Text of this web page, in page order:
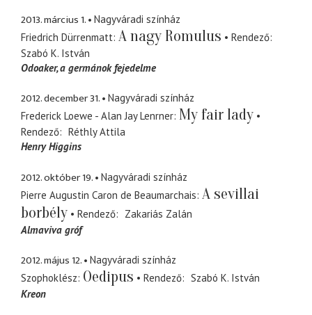
2013. március 1.
Nagyváradi színház
Friedrich Dürrenmatt A nagy Romulus
Rendező
Szabó K. István
Odoaker a germánok fejedelme
2012. december 31.
Nagyváradi színház
Frederick Loewe - Alan Jay Lenrner My fair lady
Rendező
Réthly Attila
Henry Higgins
2012. október 19.
Nagyváradi színház
Pierre Augustin Caron de Beaumarchais A sevillai
borbély
Rendező
Zakariás Zalán
Almaviva gróf
2012. május 12.
Nagyváradi színház
Szophoklész Oedipus Rendező
Szabó K. István
Kreon